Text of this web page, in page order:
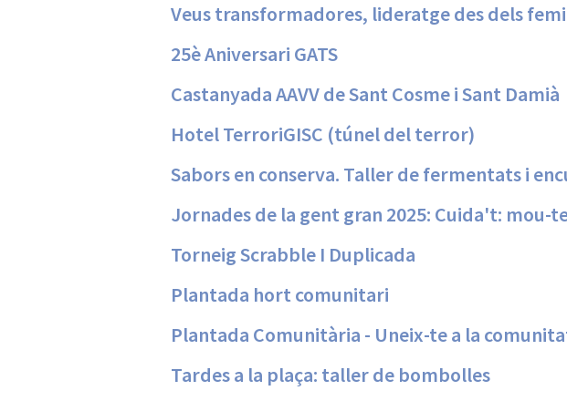
Veus transformadores, lideratge des dels
25è Aniversari GATS
Castanyada AAVV de Sant Cosme i Sant Damià
Hotel TerroriGISC (túnel del terror)
Sabors en conserva. Taller de fermentats i
Jornades de la gent gran 2025: Cuida't: mou-
Torneig Scrabble I Duplicada
Plantada hort comunitari
Plantada Comunitària - Uneix-te a la
Tardes a la plaça: taller de bombolles